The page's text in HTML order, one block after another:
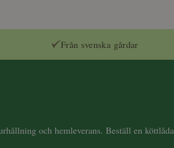
Från svenska gårdar
och hemleverans. Beställ en